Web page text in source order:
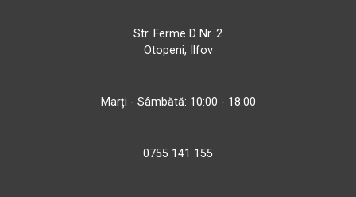
Str. Ferme D Nr. 2
Otopeni, Ilfov
Marți - Sâmbătă: 10:00 - 18:00
0755 141 155